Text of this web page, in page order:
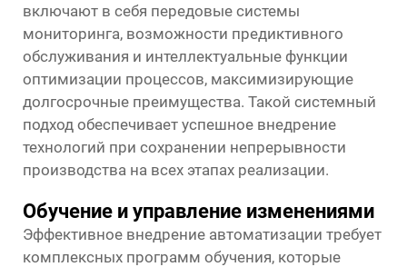
включают в себя передовые системы
мониторинга, возможности предиктивного
обслуживания и интеллектуальные функции
оптимизации процессов, максимизирующие
долгосрочные преимущества. Такой системный
подход обеспечивает успешное внедрение
технологий при сохранении непрерывности
производства на всех этапах реализации.
Обучение и управление изменениями
Эффективное внедрение автоматизации требует
комплексных программ обучения, которые